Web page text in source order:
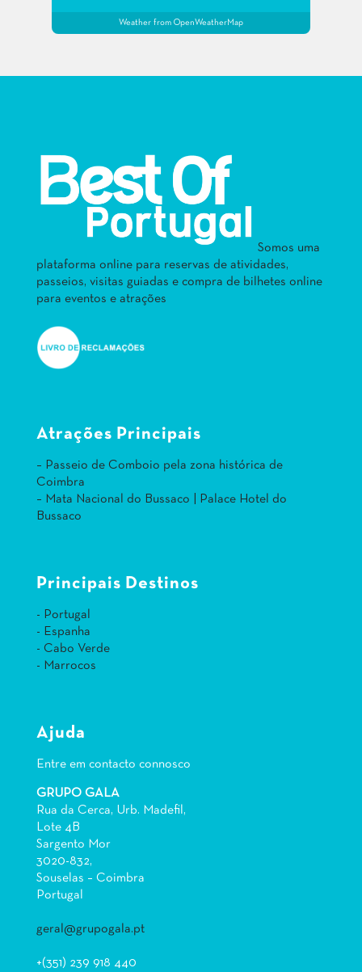
Weather from OpenWeatherMap
Somos uma
plataforma online para reservas de atividades,
passeios, visitas guiadas e compra de bilhetes online
para eventos e atrações
Atrações Principais
– Passeio de Comboio pela zona histórica de
Coimbra
– Mata Nacional do Bussaco | Palace Hotel do
Bussaco
Principais Destinos
- Portugal
- Espanha
- Cabo Verde
- Marrocos
Ajuda
Entre em contacto connosco
GRUPO GALA
Rua da Cerca, Urb. Madefil,
Lote 4B
Sargento Mor
3020-832,
Souselas – Coimbra
Portugal
geral@grupogala.pt
+(351) 239 918 440